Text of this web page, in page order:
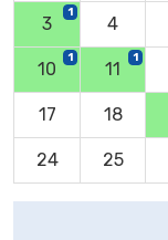
3
1
4
10
1
11
1
17 18
24 25